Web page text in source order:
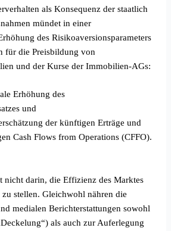
als Konsequenz der staatlich
mündet in einer
des Risikoaversionsparameters
für die Preisbildung von
und der Kurse der Immobilien-AGs:
Erhöhung des
und
der künftigen Erträge und
Cash Flows from Operations (CFFO).
nicht darin, die Effizienz des Marktes
stellen. Gleichwohl nähren die
medialen Berichterstattungen sowohl
als auch zur Auferlegung